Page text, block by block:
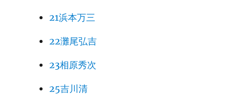
21浜本万三
22灘尾弘吉
23相原秀次
25吉川清